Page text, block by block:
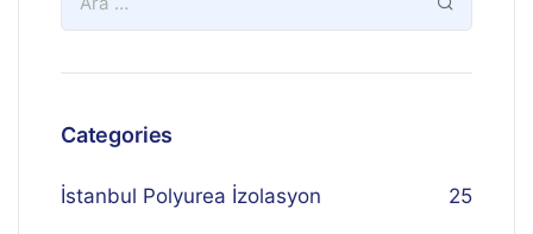
Categories
İstanbul Polyurea İzolasyon 25